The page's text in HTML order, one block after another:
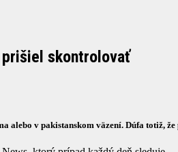
prišiel skontrolovať
alebo v pakistanskom väzení. Dúfa totiž,